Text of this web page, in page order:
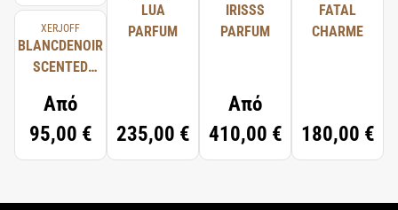
XERJOFF
BLANCDENOIR
SCENTED
Από
95,00 €
LUA
PARFUM
235,00 €
IRISSS
PARFUM
Από
410,00 €
FATAL
CHARME
180,00 €